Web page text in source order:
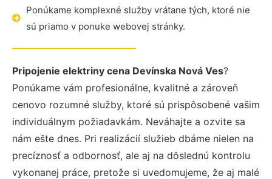
Ponúkame komplexné služby vrátane tých, ktoré nie
sú priamo v ponuke webovej stránky.
Pripojenie elektriny cena Devínska Nová Ves?
Ponúkame vám profesionálne, kvalitné a zároveň
cenovo rozumné služby, ktoré sú prispôsobené vašim
individuálnym požiadavkám. Neváhajte a ozvite sa
nám ešte dnes. Pri realizácií služieb dbáme nielen na
precíznosť a odbornosť, ale aj na dôslednú kontrolu
vykonanej práce, pretože si uvedomujeme, že aj malé